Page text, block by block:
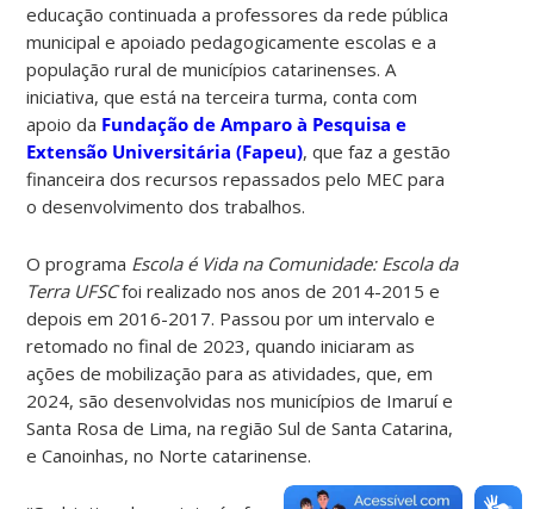
educação continuada a professores da rede pública
municipal e apoiado pedagogicamente escolas e a
população rural de municípios catarinenses.A
iniciativa, que está na terceira turma, conta com
apoio da Fundação de Amparo à Pesquisa e
Extensão Universitária (Fapeu), que faz a gestão
financeira dos recursos repassados pelo MEC para
o desenvolvimento dos trabalhos.
O programa Escola é Vida na Comunidade: Escola da
Terra UFSCfoi realizado nos anos de 2014-2015 e
depois em 2016-2017. Passou por um intervalo e
retomado no final de 2023, quando iniciaram as
ações de mobilização para as atividades, que, em
2024, são desenvolvidas nos municípios de Imaruí e
Santa Rosa de Lima, na região Sul de Santa Catarina,
e Canoinhas, no Norte catarinense.